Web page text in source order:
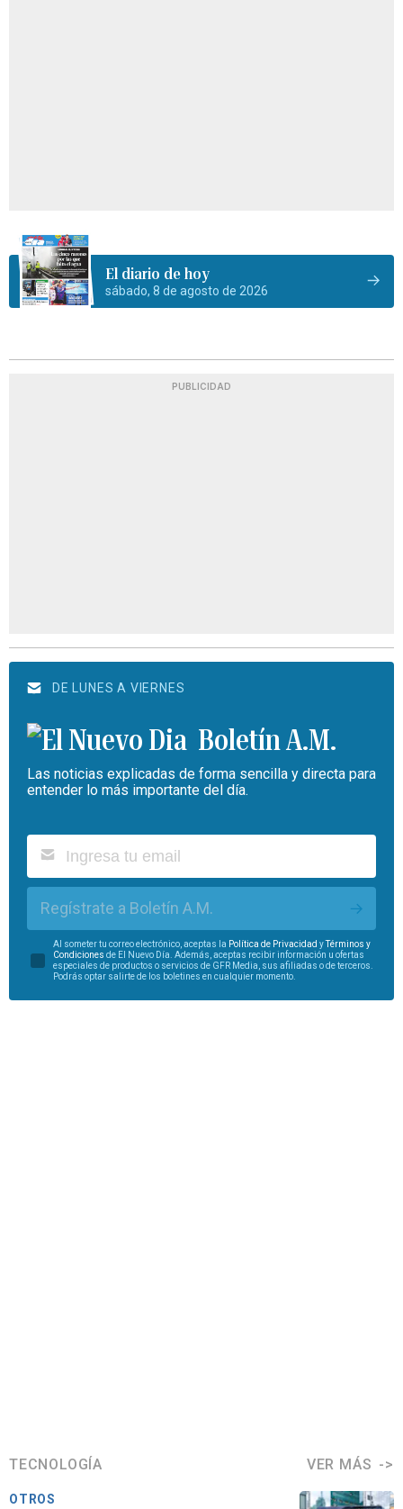
El diario de hoy
sábado, 8 de agosto de 2026
PUBLICIDAD
DE LUNES A VIERNES
Boletín A.M.
Las noticias explicadas de forma sencilla y directa para
entender lo más importante del día.
Regístrate a Boletín A.M.
Al someter tu correo electrónico, aceptas la Política de Privacidad yTérminos y
Condiciones de El Nuevo Día. Además, aceptas recibir información u ofertas
especiales de productos o servicios de GFR Media, sus afiliadas o de terceros.
Podrás optar salirte de los boletines en cualquier momento.
TECNOLOGÍA VER MÁS
OTROS